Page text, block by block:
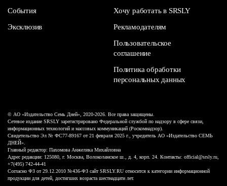
События
Эксклюзив
Хочу работать в SRSLY
Рекламодателям
Пользовательское
соглашение
Политика обработки
персональных данных
© АО «Издательство Семь Дней», 2020-2026. Все права защищены.
Сетевое издание SRSLY зарегистрировано Федеральной службой по надзору в сфере связи,
информационных технологий и массовых коммуникаций (Роскомнадзор).
Свидетельство Эл № ФС77-89167 от 21 февраля 2025 г., учредитель АО «Издательство СЕМЬ
ДНЕЙ».
Главный редактор: Пахомова Анжелика Михайловна
Адрес редакции: 125080, г. Москва, Волоколамское ш., д. 4, корп. 24. Контакты: official@srsly.ru,
+7(495) 742-44-41
Согласно ФЗ от 29.12.2010 №436-ФЗ сайт SRSLY.RU относится к категории информационной
продукции для детей, достигших возраста шестнадцати лет.